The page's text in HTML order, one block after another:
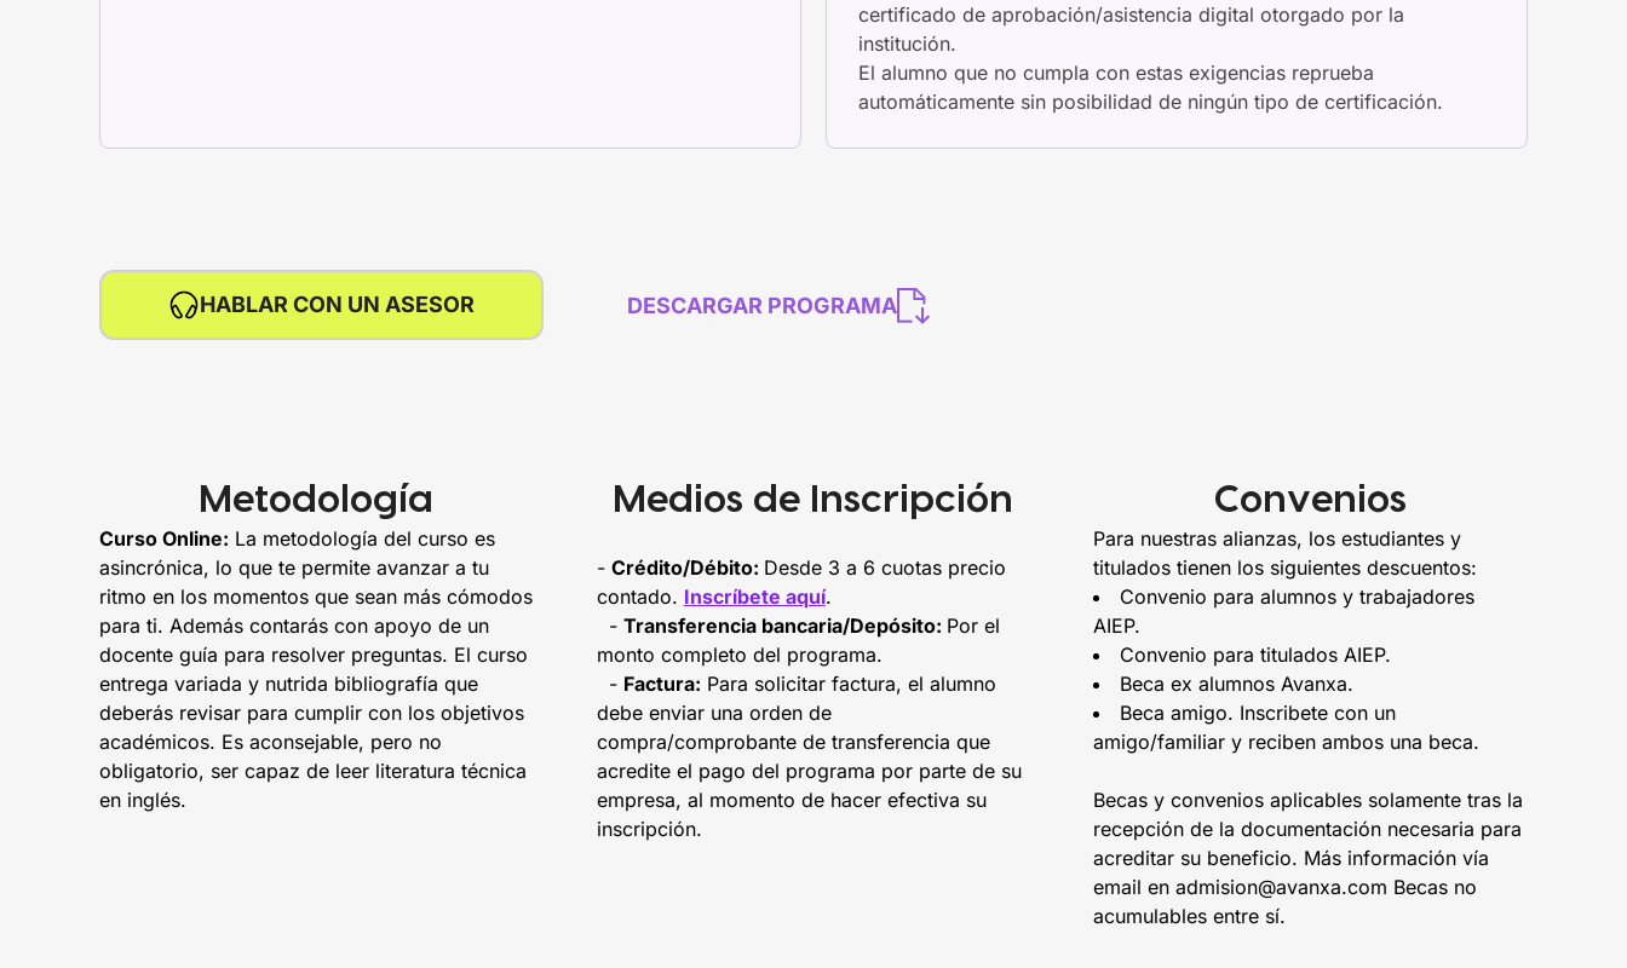
certificado de aprobación/asistencia digital otorgado por la
institución.
El alumno que no cumpla con estas exigencias reprueba
automáticamente sin posibilidad de ningún tipo de certificación.
HABLAR CON UN ASESOR DESCARGAR PROGRAMA
Metodología
Curso Online: La metodología del curso es
asincrónica, lo que te permite avanzar a tu
ritmo en los momentos que sean más cómodos
para ti. Además contarás con apoyo de un
docente guía para resolver preguntas. El curso
entrega variada y nutrida bibliografía que
deberás revisar para cumplir con los objetivos
académicos. Es aconsejable, pero no
obligatorio, ser capaz de leer literatura técnica
en inglés.
Medios de Inscripción
- Crédito/Débito: Desde 3 a 6 cuotas precio
contado. Inscríbete aquí.
- Transferencia bancaria/Depósito: Por el
monto completo del programa.
- Factura: Para solicitar factura, el alumno
debe enviar una orden de
compra/comprobante de transferencia que
acredite el pago del programa por parte de su
empresa, al momento de hacer efectiva su
inscripción.
Convenios
Para nuestras alianzas, los estudiantes y
titulados tienen los siguientes descuentos:
Convenio para alumnos y trabajadores
AIEP.
Convenio para titulados AIEP.
Beca ex alumnos Avanxa.
Beca amigo. Inscribete con un
amigo/familiar y reciben ambos una beca.
Becas y convenios aplicables solamente tras la
recepción de la documentación necesaria para
acreditar su beneficio. Más información vía
email en admision@avanxa.com Becas no
acumulables entre sí.